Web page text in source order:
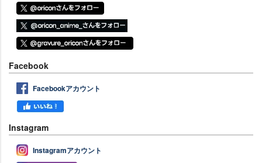
Facebook
Facebookアカウント
Instagram
Instagramアカウント